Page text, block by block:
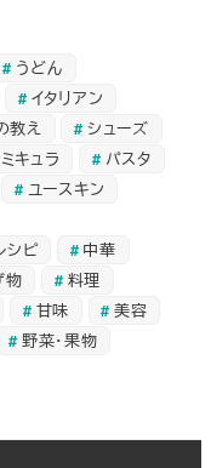
うどん
イタリアン
教え
シューズ
キュラ
パスタ
ユースキン
シピ
中華
物
料理
甘味
美容
野菜・果物